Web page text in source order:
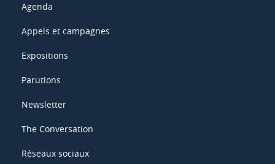
Agenda
Appels et campagnes
Expositions
Parutions
Newsletter
The Conversation
Réseaux sociaux